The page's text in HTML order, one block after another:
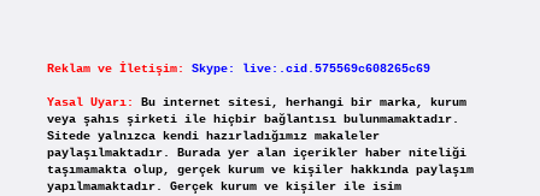
Reklam ve İletişim: Skype: live:.cid.575569c608265c69
Yasal Uyarı:
Bu internet sitesi, herhangi bir marka, kurum
veya şahıs şirketi ile hiçbir bağlantısı bulunmamaktadır.
Sitede yalnızca kendi hazırladığımız makaleler
paylaşılmaktadır. Burada yer alan içerikler haber niteliği
taşımamakta olup, gerçek kurum ve kişiler hakkında paylaşım
yapılmamaktadır. Gerçek kurum ve kişiler ile isim